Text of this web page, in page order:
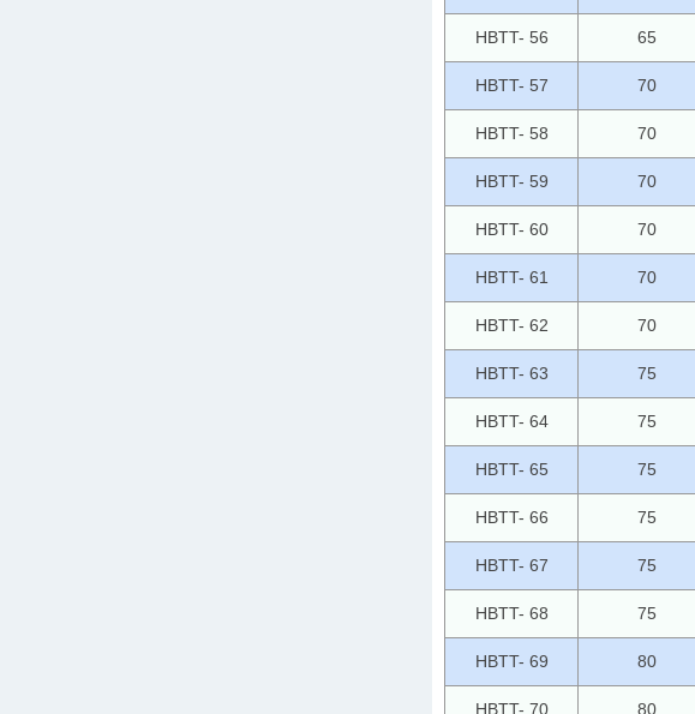
HBTT- 56 65
HBTT- 57 70
HBTT- 58 70
HBTT- 59 70
HBTT- 60 70
HBTT- 61 70
HBTT- 62 70
HBTT- 63 75
HBTT- 64 75
HBTT- 65 75
HBTT- 66 75
HBTT- 67 75
HBTT- 68 75
HBTT- 69 80
HBTT- 70 80